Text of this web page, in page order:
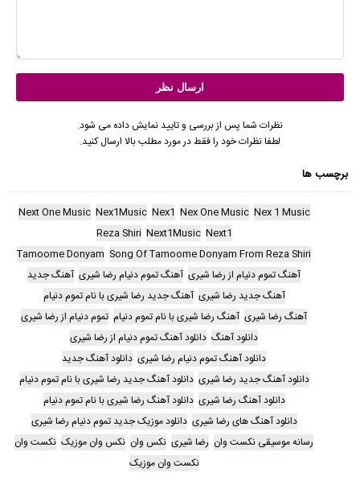
نظرات شما پس از بررسی و تایید نمایش داده می شود.
لطفا نظرات خود را فقط در مورد مطلب بالا ارسال کنید.
برچسب ها
Nex 1 Music
Nex One Music
Nex1
Nex1Music
Next One Music
Next1
Next1Music
Reza Shiri
Song Of Tamoome Donyam From Reza Shiri
Tamoome Donyam
آهنگ تموم دنیام از رضا شیری آهنگ تموم دنیام رضا شیری آهنگ جدید
آهنگ جدید رضا شیری آهنگ جدید رضا شیری با نام تموم دنیام
آهنگ رضا شیری آهنگ رضا شیری با نام تموم دنیام تموم دنیام از رضا شیری
دانلود آهنگ دانلود آهنگ تموم دنیام از رضا شیری
دانلود آهنگ تموم دنیام رضا شیری دانلود آهنگ جدید
دانلود آهنگ جدید رضا شیری دانلود آهنگ جدید رضا شیری با نام تموم دنیام
دانلود آهنگ رضا شیری دانلود آهنگ رضا شیری با نام تموم دنیام
دانلود آهنگ های رضا شیری دانلود موزیک جدید تموم دنیام رضا شیری
رسانه موسیقی نکست وان رضا شیری نکس وان نکس وان موزیک نکست وان
نکست وان موزیک